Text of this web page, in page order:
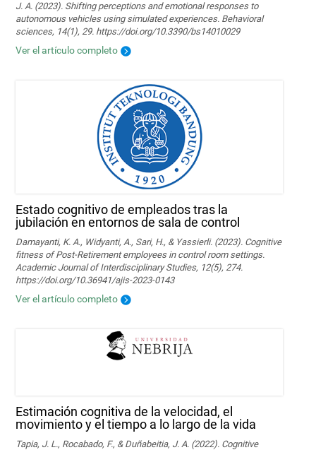
J. A. (2023). Shifting perceptions and emotional responses to
autonomous vehicles using simulated experiences. Behavioral
sciences, 14(1), 29. https://doi.org/10.3390/bs14010029
Ver el artículo completo
Estado cognitivo de empleados tras la
jubilación en entornos de sala de control
Damayanti, K. A., Widyanti, A., Sari, H., & Yassierli. (2023). Cognitive
fitness of Post-Retirement employees in control room settings.
Academic Journal of Interdisciplinary Studies, 12(5), 274.
https://doi.org/10.36941/ajis-2023-0143
Ver el artículo completo
Estimación cognitiva de la velocidad, el
movimiento y el tiempo a lo largo de la vida
Tapia, J. L., Rocabado, F., & Duñabeitia, J. A. (2022). Cognitive